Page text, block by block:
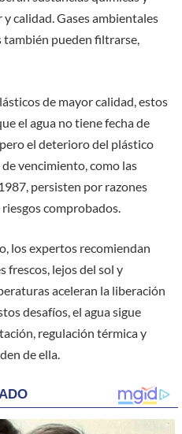
calidad. Gases ambientales
pueden filtrarse,
de mayor calidad, estos
el agua no tiene fecha de
el deterioro del plástico
vencimiento, como las
persisten por razones
comprobados.
los expertos recomiendan
frescos, lejos del sol y
aceleran la liberación
desafíos, el agua sigue
regulación térmica y
de ella.